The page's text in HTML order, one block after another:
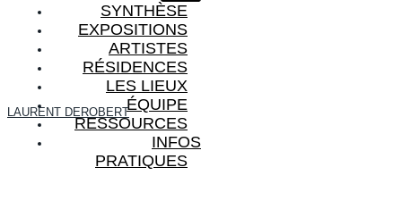
SYNTHÈSE
EXPOSITIONS
ARTISTES
RÉSIDENCES
LES LIEUX
ÉQUIPE
RESSOURCES
INFOS
PRATIQUES
LAURENT DEROBERT